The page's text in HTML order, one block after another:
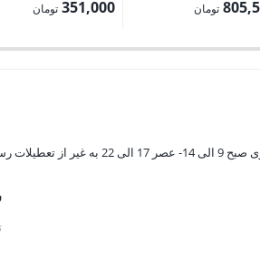
اصلی:
بود.
تومان
اصلی:
بود.
351,000 تومان
به غیر از تعطیلات رسمی